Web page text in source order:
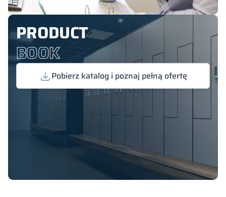
PRODUCT
BOOK
Pobierz katalog i poznaj pełną ofertę